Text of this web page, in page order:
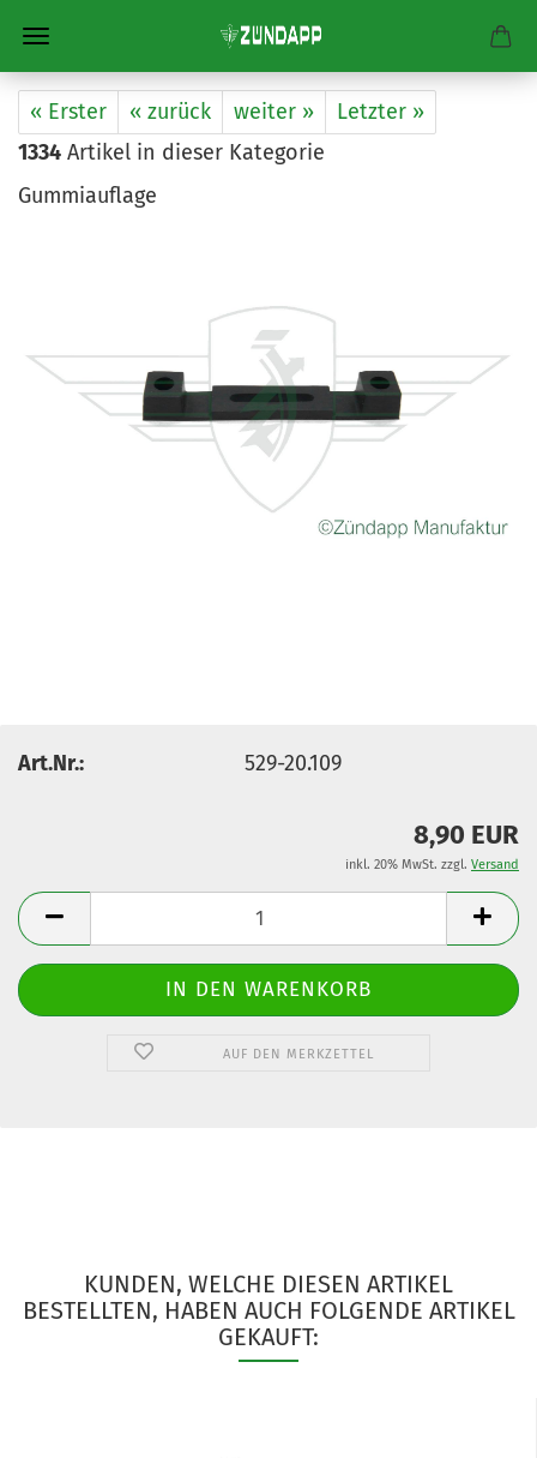
« Erster « zurück weiter »
Letzter »
1334 Artikel in dieser Kategorie
Gummiauflage
Art.Nr.: 529-20.109
8,90 EUR
inkl. 20% MwSt. zzgl. Versand
AUF DEN MERKZETTEL
KUNDEN, WELCHE DIESEN ARTIKEL
BESTELLTEN, HABEN AUCH FOLGENDE ARTIKEL
GEKAUFT: